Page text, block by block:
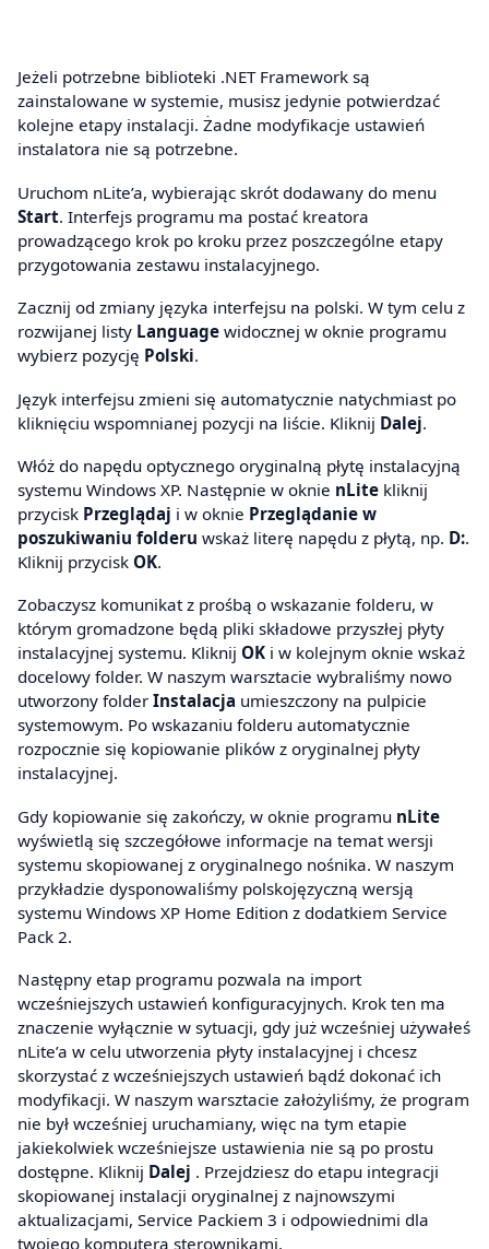
Jeżeli potrzebne biblioteki .NET Framework są
zainstalowane w systemie, musisz jedynie potwierdzać
kolejne etapy instalacji. Żadne modyfikacje ustawień
instalatora nie są potrzebne.
Uruchom nLite’a, wybierając skrót dodawany do menu
Start. Interfejs programu ma postać kreatora
prowadzącego krok po kroku przez poszczególne etapy
przygotowania zestawu instalacyjnego.
Zacznij od zmiany języka interfejsu na polski. W tym celu z
rozwijanej listy Language widocznej w oknie programu
wybierz pozycję Polski.
Język interfejsu zmieni się automatycznie natychmiast po
kliknięciu wspomnianej pozycji na liście. Kliknij Dalej.
Włóż do napędu optycznego oryginalną płytę instalacyjną
systemu Windows XP. Następnie w oknie nLite kliknij
przycisk Przeglądaj i w oknie Przeglądanie w
poszukiwaniu folderu wskaż literę napędu z płytą, np. D:.
Kliknij przycisk OK.
Zobaczysz komunikat z prośbą o wskazanie folderu, w
którym gromadzone będą pliki składowe przyszłej płyty
instalacyjnej systemu. Kliknij OK i w kolejnym oknie wskaż
docelowy folder. W naszym warsztacie wybraliśmy nowo
utworzony folder Instalacja umieszczony na pulpicie
systemowym. Po wskazaniu folderu automatycznie
rozpocznie się kopiowanie plików z oryginalnej płyty
instalacyjnej.
Gdy kopiowanie się zakończy, w oknie programu nLite
wyświetlą się szczegółowe informacje na temat wersji
systemu skopiowanej z oryginalnego nośnika. W naszym
przykładzie dysponowaliśmy polskojęzyczną wersją
systemu Windows XP Home Edition z dodatkiem Service
Pack 2.
Następny etap programu pozwala na import
wcześniejszych ustawień konfiguracyjnych. Krok ten ma
znaczenie wyłącznie w sytuacji, gdy już wcześniej używałeś
nLite’a w celu utworzenia płyty instalacyjnej i chcesz
skorzystać z wcześniejszych ustawień bądź dokonać ich
modyfikacji. W naszym warsztacie założyliśmy, że program
nie był wcześniej uruchamiany, więc na tym etapie
jakiekolwiek wcześniejsze ustawienia nie są po prostu
dostępne. Kliknij Dalej . Przejdziesz do etapu integracji
skopiowanej instalacji oryginalnej z najnowszymi
aktualizacjami, Service Packiem 3 i odpowiednimi dla
twojego komputera sterownikami.